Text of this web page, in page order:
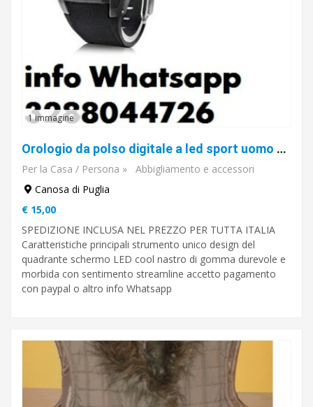
1 immagine
Orologio da polso digitale a led sport uomo donna
Per la Casa / Persona »
Abbigliamento e accessori
Canosa di Puglia
€ 15,00
SPEDIZIONE INCLUSA NEL PREZZO PER TUTTA ITALIA
Caratteristiche principali strumento unico design del
quadrante schermo LED cool nastro di gomma durevole e
morbida con sentimento streamline accetto pagamento
con paypal o altro info Whatsapp